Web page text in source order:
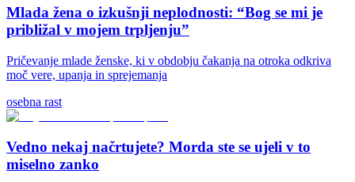
Mlada žena o izkušnji neplodnosti: “Bog se mi je
približal v mojem trpljenju”
Pričevanje mlade ženske, ki v obdobju čakanja na otroka odkriva
moč vere, upanja in sprejemanja
osebna rast
Vedno nekaj načrtujete? Morda ste se ujeli v to
miselno zanko